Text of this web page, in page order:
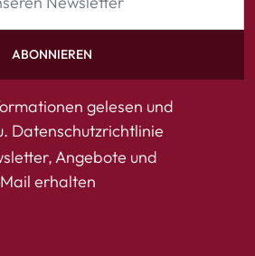
ABONNIEREN
gelesen und
Datenschutzrichtlinie
Angebote und
erhalten